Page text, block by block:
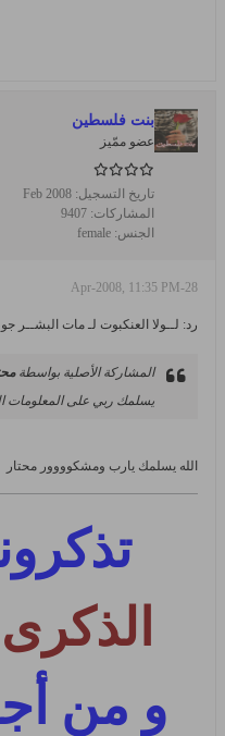
بنت فلسطين
عضو ممّيز
تاريخ التسجيل: Feb 2008
المشاركات: 9407
الجنس: female
28-Apr-2008, 11:35 PM
رد: لــولا العنكبوت لـ مات البشــر
المشاركة الأصلية بواسطة
يسلمك ربي على المعلومات
الله يسلمك يارب ومشكوووور محتار
الذكرى
و من